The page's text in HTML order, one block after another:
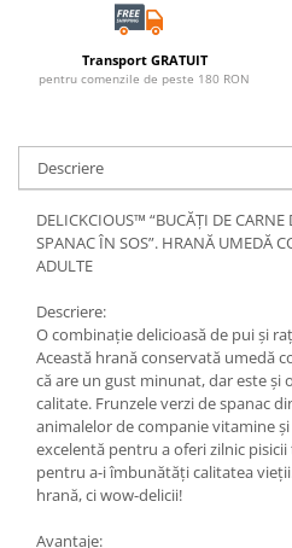
Transport GRATUIT
pentru comenzile de peste 180 RON
Descriere
DELICKCIOUS™ “BUCĂȚI DE CARNE
SPANAC ÎN SOS”. HRANĂ UMEDĂ
ADULTE
Descriere:
O combinație delicioasă de pui și
Această hrană conservată umedă
că are un gust minunat, dar este și
calitate. Frunzele verzi de spanac
animalelor de companie vitamine
excelentă pentru a oferi zilnic pisicii
pentru a-i îmbunătăți calitatea
hrană, ci wow-deliciі!
Avantaje: